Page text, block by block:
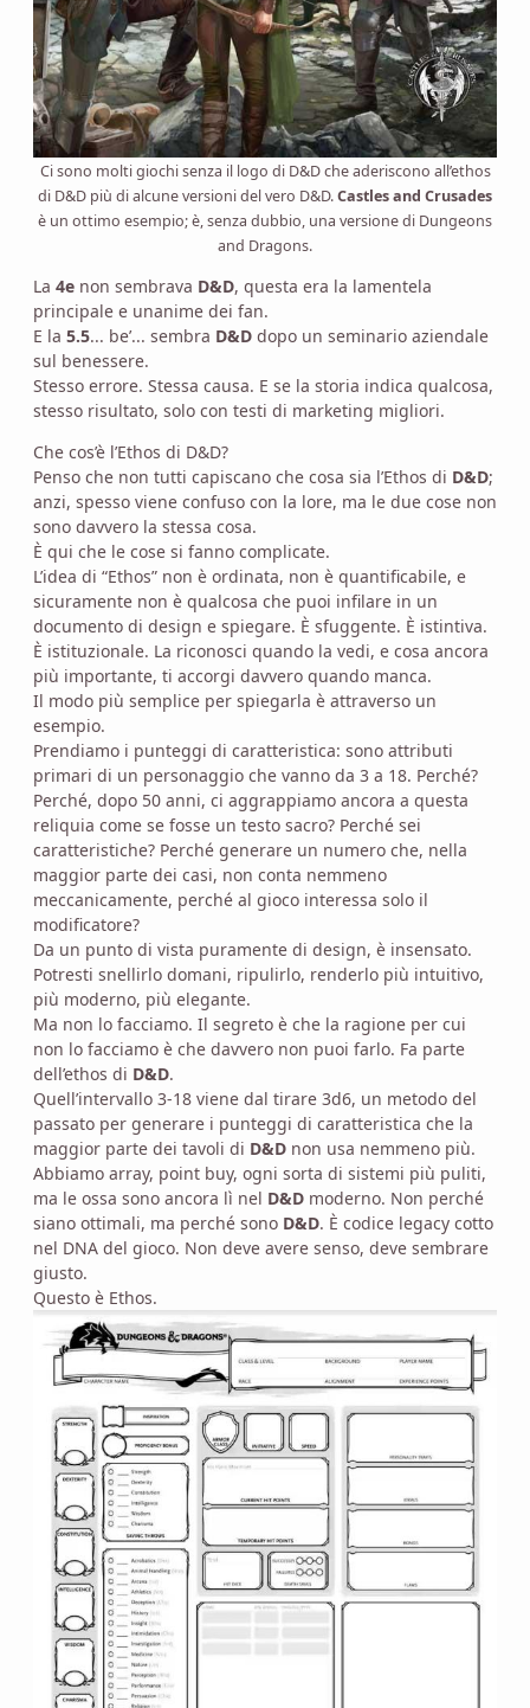
Ci sono molti giochi senza il logo di D&D che aderiscono all’ethos
di D&D più di alcune versioni del vero D&D.Castles and Crusades
è un ottimo esempio; è, senza dubbio, una versione di Dungeons
and Dragons.
La 4e non sembrava D&D, questa era la lamentela
principale e unanime dei fan.
E la 5.5... be’... sembra D&D dopo un seminario aziendale
sul benessere.
Stesso errore. Stessa causa. E se la storia indica qualcosa,
stesso risultato, solo con testi di marketing migliori.
Che cos’è l’Ethos di D&D?
Penso che non tutti capiscano che cosa sia l’Ethos di D&D;
anzi, spesso viene confuso con la lore, ma le due cose non
sono davvero la stessa cosa.
È qui che le cose si fanno complicate.
L’idea di “Ethos” non è ordinata, non è quantificabile, e
sicuramente non è qualcosa che puoi infilare in un
documento di design e spiegare. È sfuggente. È istintiva.
È istituzionale. La riconosci quando la vedi, e cosa ancora
più importante, ti accorgi davvero quando manca.
Il modo più semplice per spiegarla è attraverso un
esempio.
Prendiamo i punteggi di caratteristica: sono attributi
primari di un personaggio che vanno da 3 a 18. Perché?
Perché, dopo 50 anni, ci aggrappiamo ancora a questa
reliquia come se fosse un testo sacro? Perché sei
caratteristiche? Perché generare un numero che, nella
maggior parte dei casi, non conta nemmeno
meccanicamente, perché al gioco interessa solo il
modificatore?
Da un punto di vista puramente di design, è insensato.
Potresti snellirlo domani, ripulirlo, renderlo più intuitivo,
più moderno, più elegante.
Ma non lo facciamo. Il segreto è che la ragione per cui
non lo facciamo è che davvero non puoi farlo. Fa parte
dell’ethos di D&D.
Quell’intervallo 3-18 viene dal tirare 3d6, un metodo del
passato per generare i punteggi di caratteristica che la
maggior parte dei tavoli di D&D non usa nemmeno più.
Abbiamo array, point buy, ogni sorta di sistemi più puliti,
ma le ossa sono ancora lì nel D&D moderno. Non perché
siano ottimali, ma perché sono D&D. È codice legacy cotto
nel DNA del gioco. Non deve avere senso, deve sembrare
giusto.
Questo è Ethos.